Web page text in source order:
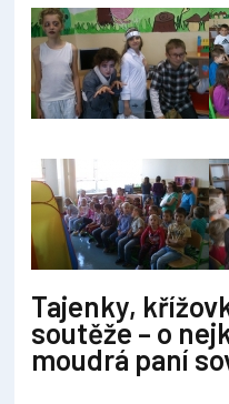
Tajenky,
soutěže – o
moudrá paní